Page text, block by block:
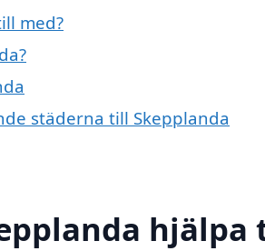
med?
städerna till Skepplanda
hjälpa